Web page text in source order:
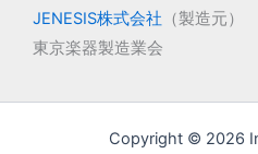
JENESIS株式会社 （製造元）
東京楽器製造業会
Copyright © 2026